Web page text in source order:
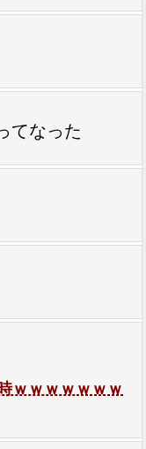
てなった
ｗｗｗｗｗｗｗ